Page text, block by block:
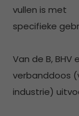
vullen is met
specifieke
Van de B, BHV
verbanddoos
industrie)